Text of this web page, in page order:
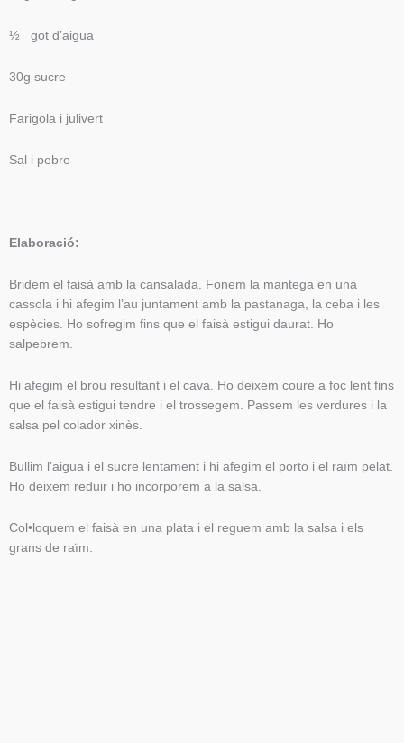
½ got d’aigua
30g sucre
Farigola i julivert
Sal i pebre
Elaboració:
Bridem el faisà amb la cansalada. Fonem la mantega en una
cassola i hi afegim l’au juntament amb la pastanaga, la ceba i les
espècies. Ho sofregim fins que el faisà estigui daurat. Ho
salpebrem.
Hi afegim el brou resultant i el cava. Ho deixem coure a foc lent fins
que el faisà estigui tendre i el trossegem. Passem les verdures i la
salsa pel colador xinès.
Bullim l’aigua i el sucre lentament i hi afegim el porto i el raïm pelat.
Ho deixem reduir i ho incorporem a la salsa.
Col•loquem el faisà en una plata i el reguem amb la salsa i els
grans de raïm.